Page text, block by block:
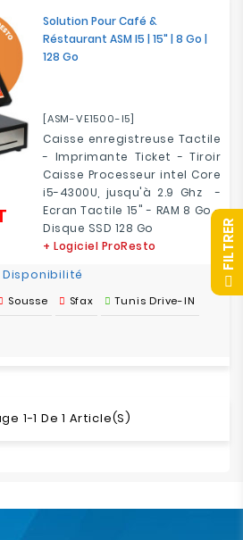
Solution Pour Café &
Réstaurant ASM I5 | 15" | 8 Go |
128 Go
[ASM-VE1500-I5]
Caisse enregistreuse Tactile
- Imprimante Ticket - Tiroir
Caisse Processeur intel Core
i5-4300U, jusqu'à 2.9 Ghz -
Ecran Tactile 15" - RAM 8 Go -
Disque SSD 128 Go
+ Logiciel ProResto
Disponibilité
Sousse Sfax Tunis Drive-IN
1-1 De 1 Article(s)
R